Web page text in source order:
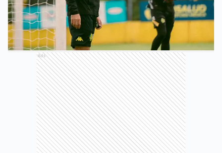
Ads